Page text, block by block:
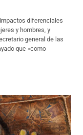
diferenciales
y hombres, y
general de las
que «como